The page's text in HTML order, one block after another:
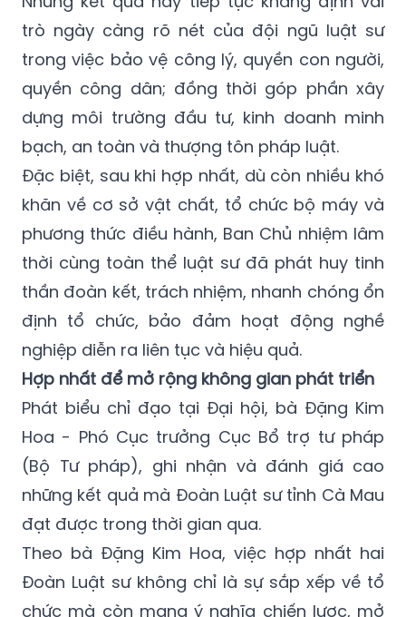
trò ngày càng rõ nét của đội ngũ luật sư
trong việc bảo vệ công lý, quyền con người,
quyền công dân; đồng thời góp phần xây
dựng môi trường đầu tư, kinh doanh minh
bạch, an toàn và thượng tôn pháp luật.
Đặc biệt, sau khi hợp nhất, dù còn nhiều khó
khăn về cơ sở vật chất, tổ chức bộ máy và
phương thức điều hành, Ban Chủ nhiệm lâm
thời cùng toàn thể luật sư đã phát huy tinh
thần đoàn kết, trách nhiệm, nhanh chóng ổn
định tổ chức, bảo đảm hoạt động nghề
nghiệp diễn ra liên tục và hiệu quả.
Hợp nhất để mở rộng không gian phát triển
Phát biểu chỉ đạo tại Đại hội, bà Đặng Kim
Hoa - Phó Cục trưởng Cục Bổ trợ tư pháp
(Bộ Tư pháp), ghi nhận và đánh giá cao
những kết quả mà Đoàn Luật sư tỉnh Cà Mau
đạt được trong thời gian qua.
Theo bà Đặng Kim Hoa, việc hợp nhất hai
Đoàn Luật sư không chỉ là sự sắp xếp về tổ
chức mà còn mang ý nghĩa chiến lược, mở